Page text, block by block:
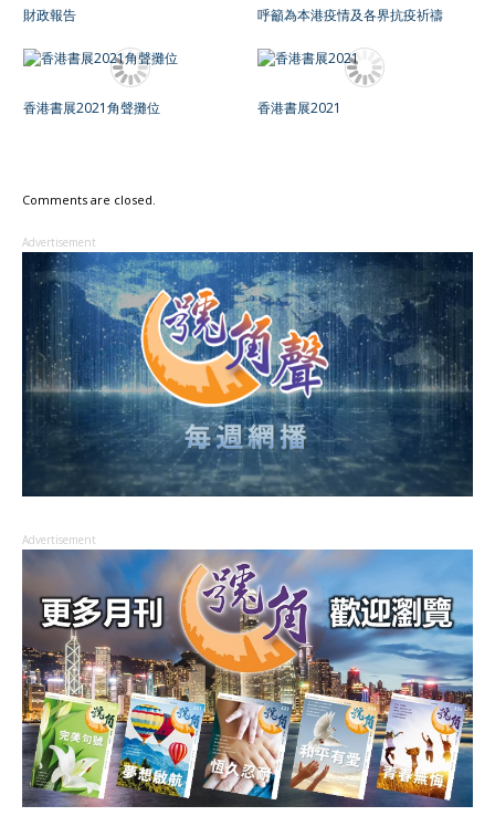
財政報告 呼籲為本港疫情及各界抗疫祈禱
香港書展2021角聲攤位 香港書展2021
Comments are closed.
Advertisement
Advertisement